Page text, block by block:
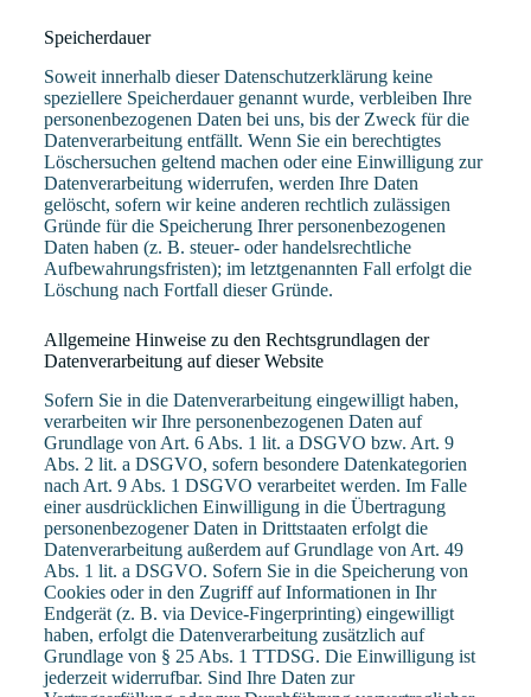
Speicherdauer
Soweit innerhalb dieser Datenschutzerklärung keine
speziellere Speicherdauer genannt wurde, verbleiben Ihre
personenbezogenen Daten bei uns, bis der Zweck für die
Datenverarbeitung entfällt. Wenn Sie ein berechtigtes
Löschersuchen geltend machen oder eine Einwilligung zur
Datenverarbeitung widerrufen, werden Ihre Daten
gelöscht, sofern wir keine anderen rechtlich zulässigen
Gründe für die Speicherung Ihrer personenbezogenen
Daten haben (z. B. steuer- oder handelsrechtliche
Aufbewahrungsfristen); im letztgenannten Fall erfolgt die
Löschung nach Fortfall dieser Gründe.
Allgemeine Hinweise zu den Rechtsgrundlagen der
Datenverarbeitung auf dieser Website
Sofern Sie in die Datenverarbeitung eingewilligt haben,
verarbeiten wir Ihre personenbezogenen Daten auf
Grundlage von Art. 6 Abs. 1 lit. a DSGVO bzw. Art. 9
Abs. 2 lit. a DSGVO, sofern besondere Datenkategorien
nach Art. 9 Abs. 1 DSGVO verarbeitet werden. Im Falle
einer ausdrücklichen Einwilligung in die Übertragung
personenbezogener Daten in Drittstaaten erfolgt die
Datenverarbeitung außerdem auf Grundlage von Art. 49
Abs. 1 lit. a DSGVO. Sofern Sie in die Speicherung von
Cookies oder in den Zugriff auf Informationen in Ihr
Endgerät (z. B. via Device-Fingerprinting) eingewilligt
haben, erfolgt die Datenverarbeitung zusätzlich auf
Grundlage von § 25 Abs. 1 TTDSG. Die Einwilligung ist
jederzeit widerrufbar. Sind Ihre Daten zur